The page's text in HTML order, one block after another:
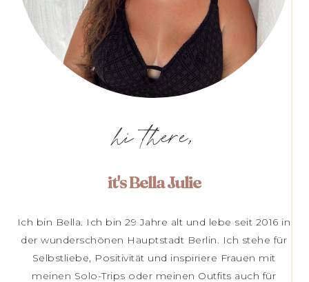
hi there,
it's Bella Julie
Ich bin Bella. Ich bin 29 Jahre alt und lebe seit 2016 in
der wunderschönen Hauptstadt Berlin. Ich stehe für
Selbstliebe, Positivität und inspiriere Frauen mit
meinen Solo-Trips oder meinen Outfits auch für